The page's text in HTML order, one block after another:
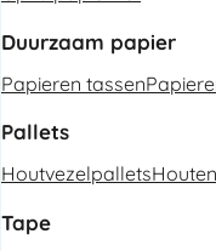
Duurzaam papier
Papieren tassen
Pallets
Houtvezelpallets
Tape